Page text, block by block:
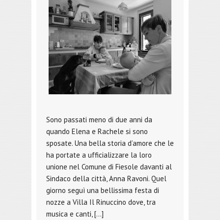
Sono passati meno di due anni da
quando Elena e Rachele si sono
sposate. Una bella storia d’amore che le
ha portate a ufficializzare la loro
unione nel Comune di Fiesole davanti al
Sindaco della città, Anna Ravoni. Quel
giorno seguì una bellissima festa di
nozze a Villa Il Rinuccino dove, tra
musica e canti, […]